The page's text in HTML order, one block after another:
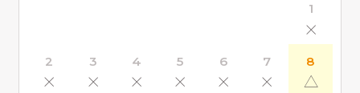
1
×
2
×
3
×
4
×
5
×
6
×
7
×
8
△